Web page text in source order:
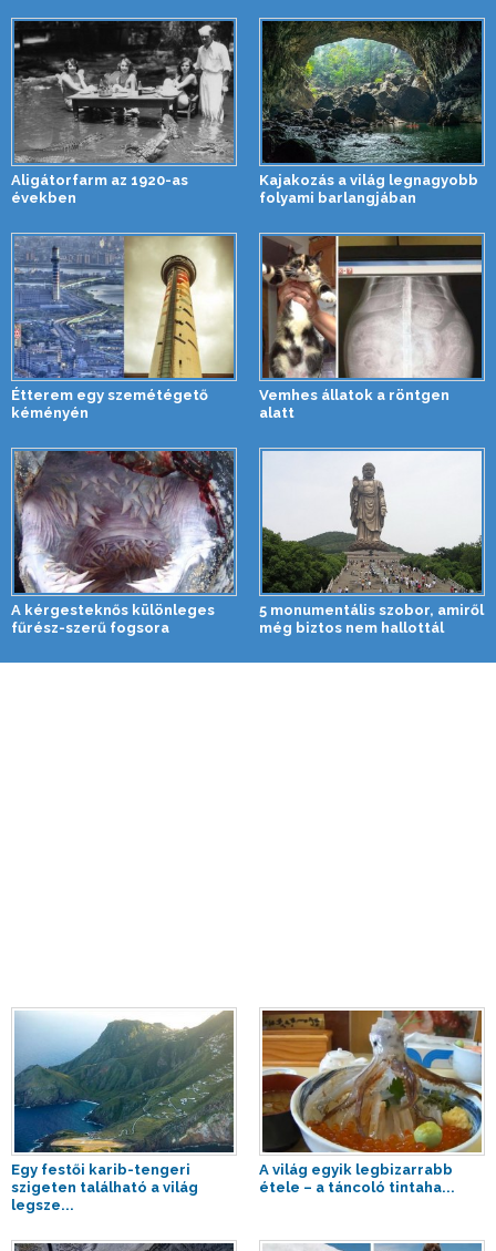
Aligátorfarm az 1920-as
években
Kajakozás a világ legnagyobb
folyami barlangjában
Étterem egy szemétégető
kéményén
Vemhes állatok a röntgen
alatt
A kérgesteknős különleges
fűrész-szerű fogsora
5 monumentális szobor, amiről
még biztos nem hallottál
Egy festői karib-tengeri
szigeten található a világ
legsze...
A világ egyik legbizarrabb
étele – a táncoló tintaha...